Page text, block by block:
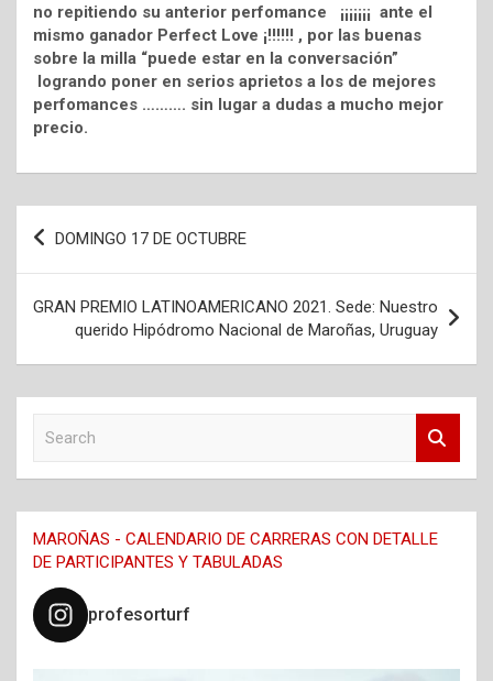
no repitiendo su anterior perfomance ¡¡¡¡¡¡¡ ante el
mismo ganador Perfect Love ¡!!!!!! , por las buenas
sobre la milla “puede estar en la conversación”
logrando poner en serios aprietos a los de mejores
perfomances ………. sin lugar a dudas a mucho mejor
precio.
Navegación
DOMINGO 17 DE OCTUBRE
GRAN PREMIO LATINOAMERICANO 2021. Sede: Nuestro
querido Hipódromo Nacional de Maroñas, Uruguay
c
h
MAROÑAS - CALENDARIO DE CARRERAS CON DETALLE
DE PARTICIPANTES Y TABULADAS
profesorturf